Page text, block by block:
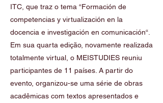
ITC, que traz o tema “Formación de
competencias y virtualización en la
docencia e investigación en comunicación“.
Em sua quarta edição, novamente realizada
totalmente virtual, o MEISTUDIES reuniu
participantes de 11 países. A partir do
evento, organizou-se uma série de obras
acadêmicas com textos apresentados e